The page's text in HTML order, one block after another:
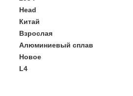
Head
Китай
Взрослая
Алюминиевый сплав
Новое
L4